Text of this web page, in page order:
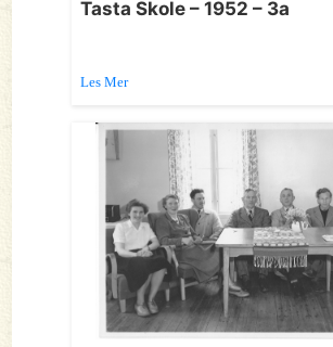
Tasta Skole – 1952 – 3a
Les Mer